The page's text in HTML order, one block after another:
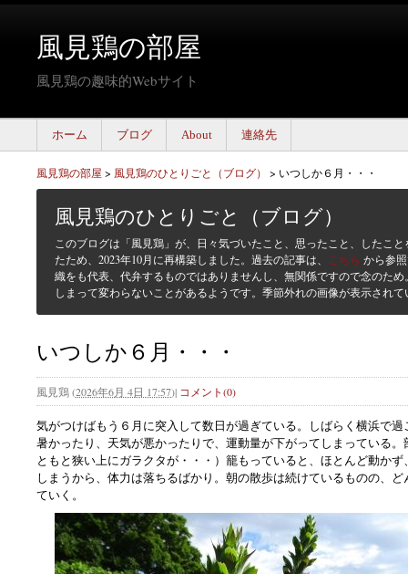
風見鶏の部屋
風見鶏の趣味的Webサイト
ホーム ブログ About 連絡先
風見鶏の部屋 > 風見鶏のひとりごと（ブログ） > いつしか６月・・・
風見鶏のひとりごと（ブログ）
このブログは「風見鶏」が、日々気づいたこと、思ったこと、したこ
たため、2023年10月に再構築しました。過去の記事は、 こちら から参
織をも代表、代弁するものではありませんし、無関係ですので念のた
しまって変わらないことがあるようです。季節外れの画像が表示され
いつしか６月・・・
風見鶏(2026年6月 4日 17:57)| コメント(0)
気がつけばもう６月に突入して数日が過ぎている。しばらく横浜で
暑かったり、天気が悪かったりで、運動量が下がってしまっている
ともと狭い上にガラクタが・・・）籠もっていると、ほとんど動か
しまうから、体力は落ちるばかり。朝の散歩は続けているものの、
ていく。